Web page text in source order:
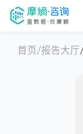
首页 报告大厅